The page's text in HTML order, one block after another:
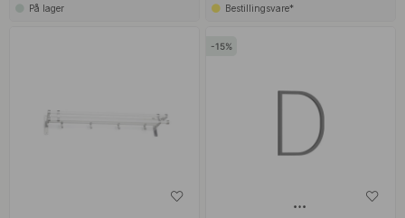
På lager Bestillingsvare*
15